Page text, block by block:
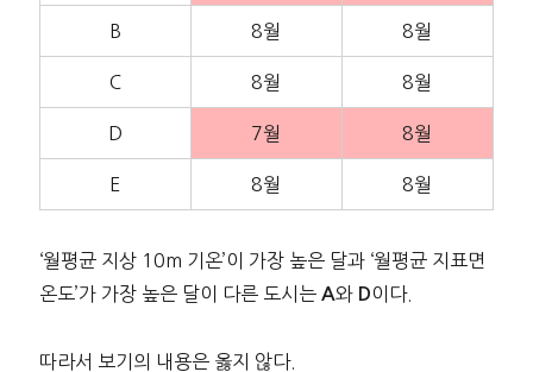
B 8월 8월
C 8월 8월
D 7월 8월
E 8월 8월
‘월평균 지상 10m 기온’이 가장 높은 달과 ‘월평균 지표면
온도’가 가장 높은 달이 다른 도시는 A와 D 이다.
따라서 보기의 내용은 옳지 않다.